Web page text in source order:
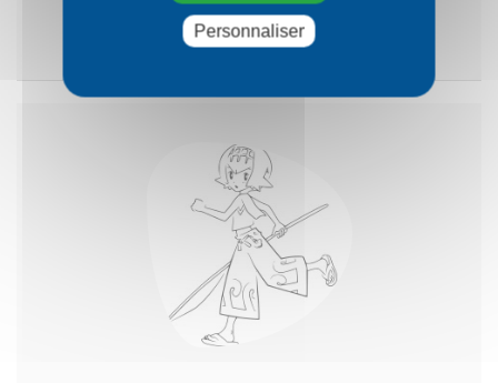
VOIR LE DESSIN
Personnaliser